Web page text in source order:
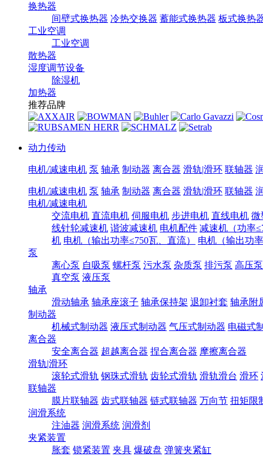
换热器
间壁式换热器 冷热交换器 蓄能式换热器 板式换热
工业空调
工业空调
散热器
湿度调节设备
除湿机
加热器
推荐品牌
动力传动
电机/减速电机 泵 轴承 制动器 离合器 滑轨|滑环 联轴器
电机/减速电机 泵 轴承 制动器 离合器 滑轨|滑环 联轴器
电机/减速电机
交流电机 直流电机 伺服电机 步进电机 直线电机 微
线针轮减速机 谐波减速机 电机配件 减速机（功率
机 电机（输出功率≤750瓦、直流）
电机（输出功
泵
离心泵 自吸泵 螺杆泵 污水泵 杂质泵 排污泵 高压泵
真空泵 液压泵
轴承
滑动轴承 轴承座滚子 轴承保持架 退卸衬套 轴承附
制动器
机械式制动器 液压式制动器 气压式制动器 电磁式
离合器
安全离合器 超越离合器 捏合离合器 摩擦离合器
滑轨|滑环
滚轮式滑轨 钢珠式滑轨 齿轮式滑轨 滑轨滑台 滑环
联轴器
膜片联轴器 齿式联轴器 链式联轴器 万向节 扭矩限
润滑系统
注油器 润滑系统 润滑剂
夹紧装置
胀套 锁紧装置 夹具 爆破盘 弹簧夹紧缸